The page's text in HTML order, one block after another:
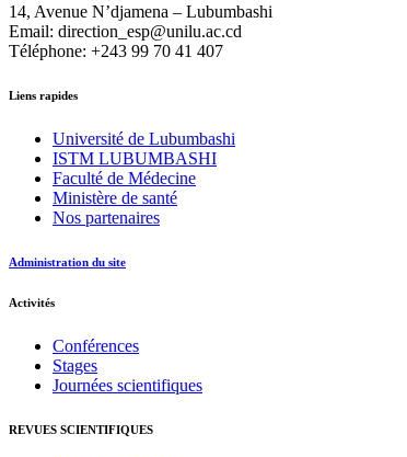
14, Avenue N’djamena – Lubumbashi
Email: direction_esp@unilu.ac.cd
Téléphone: +243 99 70 41 407
Liens rapides
Université de Lubumbashi
ISTM LUBUMBASHI
Faculté de Médecine
Ministère de santé
Nos partenaires
Administration du site
Activités
Conférences
Stages
Journées scientifiques
REVUES SCIENTIFIQUES